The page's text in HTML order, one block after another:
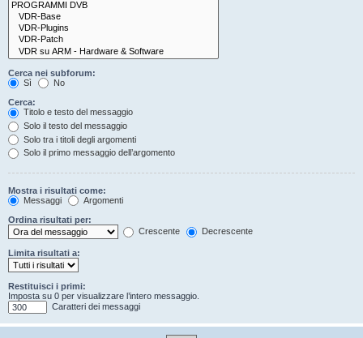
Cerca nei subforum:
Sì
No
Cerca:
Titolo e testo del messaggio
Solo il testo del messaggio
Solo tra i titoli degli argomenti
Solo il primo messaggio dell’argomento
Mostra i risultati come:
Messaggi
Argomenti
Ordina risultati per:
Crescente
Decrescente
Limita risultati a:
Restituisci i primi:
Imposta su 0 per visualizzare l’intero messaggio.
Caratteri dei messaggi